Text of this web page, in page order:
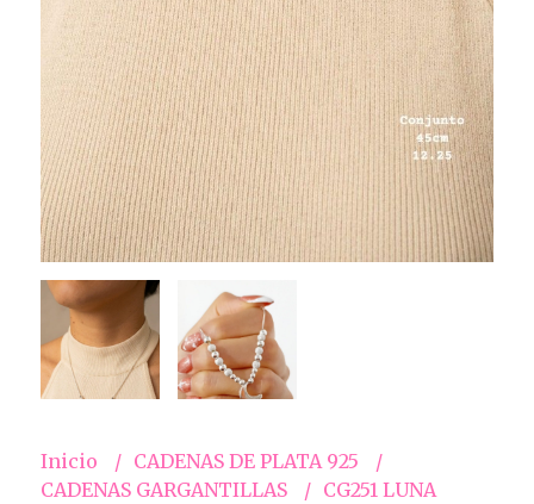
Inicio
CADENAS DE PLATA 925
CADENAS GARGANTILLAS
CG251 LUNA